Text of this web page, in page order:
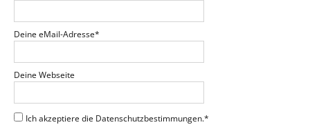
Deine eMail-Adresse*
Deine Webseite
Ich akzeptiere die Datenschutzbestimmungen.*